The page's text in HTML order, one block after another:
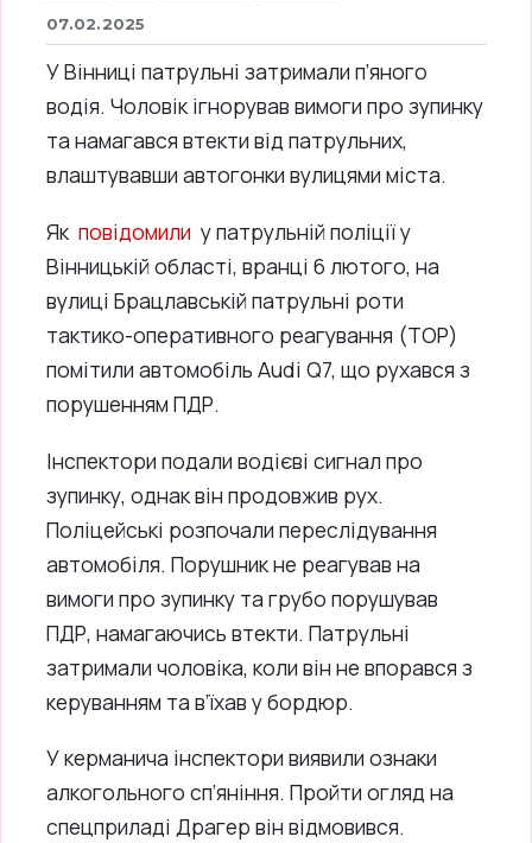
07.02.2025
У Вінниці патрульні затримали п’яного
водія. Чоловік ігнорував вимоги про зупинку
та намагався втекти від патрульних,
влаштувавши автогонки вулицями міста.
Як повідомили у патрульній поліції у
Вінницькій області, вранці 6 лютого, на
вулиці Брацлавській патрульні роти
тактико-оперативного реагування (ТОР)
помітили автомобіль Audi Q7, що рухався з
порушенням ПДР.
Інспектори подали водієві сигнал про
зупинку, однак він продовжив рух.
Поліцейські розпочали переслідування
автомобіля. Порушник не реагував на
вимоги про зупинку та грубо порушував
ПДР, намагаючись втекти. Патрульні
затримали чоловіка, коли він не впорався з
керуванням та в’їхав у бордюр.
У керманича інспектори виявили ознаки
алкогольного сп’яніння. Пройти огляд на
спецприладі Драгер він відмовився.